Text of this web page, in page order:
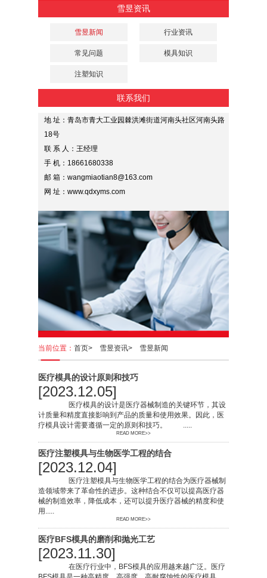
雪昱资讯
雪昱新闻 行业资讯
常见问题 模具知识
注塑知识
联系我们
地 址：青岛市青大工业园棘洪滩街道河南头社区河南头路
18号
联 系 人：王经理
手 机：18661680338
邮 箱：wangmiaotian8@163.com
网 址：www.qdxyms.com
当前位置： 首页> 雪昱资讯> 雪昱新闻
医疗模具的设计原则和技巧
[2023.12.05]
医疗模具的设计是医疗器械制造的关键环节，其设
计质量和精度直接影响到产品的质量和使用效果。因此，医
疗模具设计需要遵循一定的原则和技巧。 .....
READ MORE>>
医疗注塑模具与生物医学工程的结合
[2023.12.04]
医疗注塑模具与生物医学工程的结合为医疗器械制
造领域带来了革命性的进步。这种结合不仅可以提高医疗器
械的制造效率，降低成本，还可以提升医疗器械的精度和使
用.....
READ MORE>>
医疗BFS模具的磨削和抛光工艺
[2023.11.30]
在医疗行业中，BFS模具的应用越来越广泛。医疗